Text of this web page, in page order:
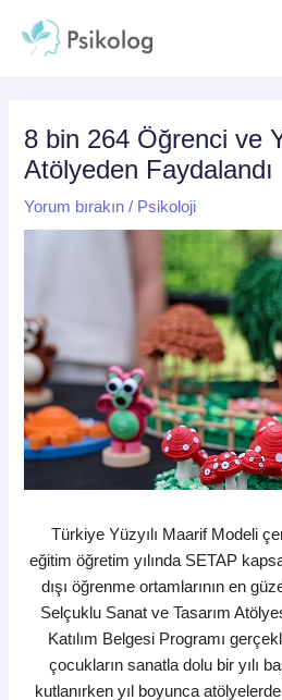
atla
8 bin 264 Öğrenci ve
Atölyeden Faydalandı
Yorum bırakın / Psikoloji
Türkiye Yüzyılı Maarif Modeli
eğitim öğretim yılında SETAP
dışı öğrenme ortamlarının en
Selçuklu Sanat ve Tasarım
Katılım Belgesi Programı
çocukların sanatla dolu bir yılı
kutlanırken yıl boyunca
dolaşımı